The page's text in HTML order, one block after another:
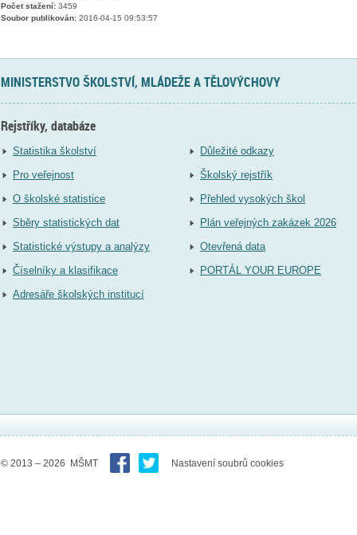
Počet stažení:3459
Soubor publikován:2016-04-15 09:53:57
MINISTERSTVO ŠKOLSTVÍ, MLÁDEŽE A TĚLOVÝCHOVY
Rejstříky, databáze
Statistika školství
Pro veřejnost
O školské statistice
Sběry statistických dat
Statistické výstupy a analýzy
Číselníky a klasifikace
Adresáře školských institucí
Důležité odkazy
Školský rejstřík
Přehled vysokých škol
Plán veřejných zakázek 2026
Otevřená data
PORTÁL YOUR EUROPE
© 2013 – 2026 MŠMT Nastavení soubrů cookies